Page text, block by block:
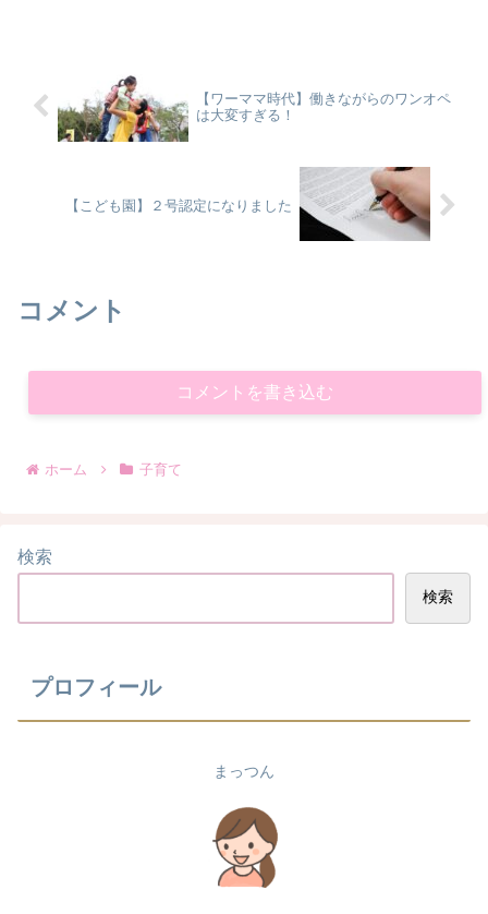
【ワーママ時代】働きながらのワンオペ
は大変すぎる！
【こども園】２号認定になりました
コメント
コメントを書き込む
ホーム 子育て
検索
検索
プロフィール
まっつん